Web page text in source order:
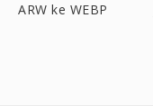
ARW ke WEBP